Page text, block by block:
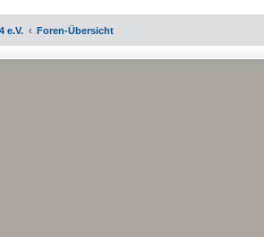
e.V. Foren-Übersicht